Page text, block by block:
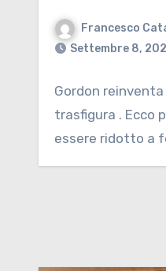
Francesco
Settembre 8,
Gordon
trasfigura . Ecco
essere ridotto a